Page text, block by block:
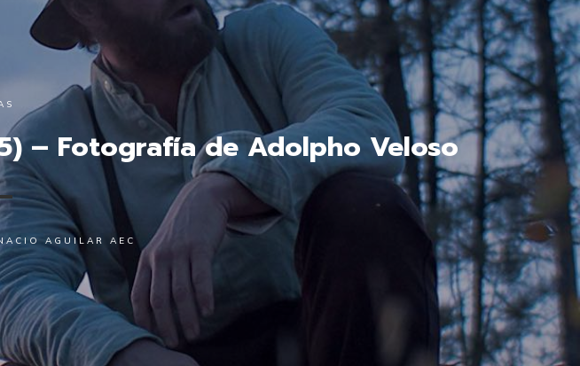
– Fotografía de Adolpho Veloso
AGUILAR AEC